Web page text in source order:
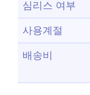
심리스 여부
사용계절
배송비